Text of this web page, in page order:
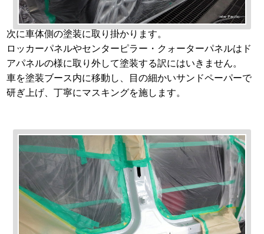
次に車体側の塗装に取り掛かります。
ロッカーパネルやセンターピラー・クォーターパネルはド
アパネルの様に取り外して塗装する訳にはいきません。
車を塗装ブース内に移動し、目の細かいサンドペーパーで
研ぎ上げ、丁寧にマスキングを施します。